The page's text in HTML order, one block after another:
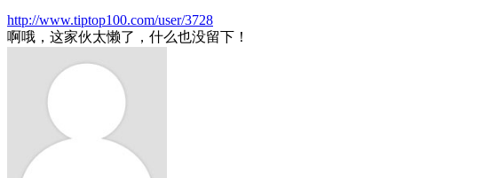
http://www.tiptop100.com/user/3728
啊哦，这家伙太懒了，什么也没留下！